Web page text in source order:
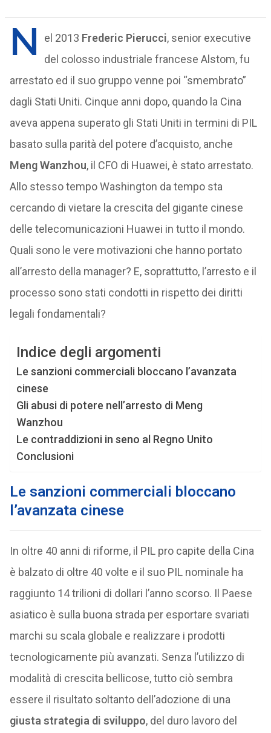
N el 2013 Frederic Pierucci, senior executive
del colosso industriale francese Alstom, fu
arrestato ed il suo gruppo venne poi “smembrato”
dagli Stati Uniti. Cinque anni dopo, quando la Cina
aveva appena superato gli Stati Uniti in termini di PIL
basato sulla parità del potere d’acquisto, anche
Meng Wanzhou, il CFO di Huawei, è stato arrestato.
Allo stesso tempo Washington da tempo sta
cercando di vietare la crescita del gigante cinese
delle telecomunicazioni Huawei in tutto il mondo.
Quali sono le vere motivazioni che hanno portato
all’arresto della manager? E, soprattutto, l’arresto e il
processo sono stati condotti in rispetto dei diritti
legali fondamentali?
Indice degli argomenti
Le sanzioni commerciali bloccano l’avanzata
cinese
Gli abusi di potere nell’arresto di Meng
Wanzhou
Le contraddizioni in seno al Regno Unito
Conclusioni
Le sanzioni commerciali bloccano
l’avanzata cinese
In oltre 40 anni di riforme, il PIL pro capite della Cina
è balzato di oltre 40 volte e il suo PIL nominale ha
raggiunto 14 trilioni di dollari l’anno scorso. Il Paese
asiatico è sulla buona strada per esportare svariati
marchi su scala globale e realizzare i prodotti
tecnologicamente più avanzati. Senza l’utilizzo di
modalità di crescita bellicose, tutto ciò sembra
essere il risultato soltanto dell’adozione di una
giusta strategia di sviluppo, del duro lavoro del